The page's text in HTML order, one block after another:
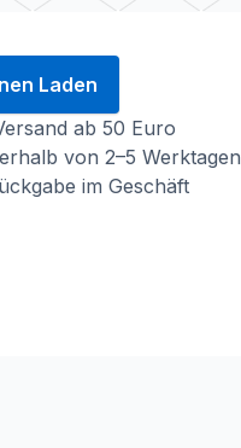
Laden
ab 50 Euro
von 2–5 Werktagen
im Geschäft